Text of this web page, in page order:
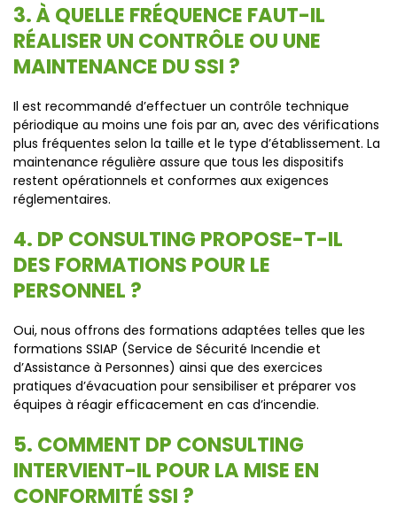
3. À QUELLE FRÉQUENCE FAUT-IL
RÉALISER UN CONTRÔLE OU UNE
MAINTENANCE DU SSI ?
Il est recommandé d’effectuer un contrôle technique
périodique au moins une fois par an, avec des vérifications
plus fréquentes selon la taille et le type d’établissement. La
maintenance régulière assure que tous les dispositifs
restent opérationnels et conformes aux exigences
réglementaires.
4. DP CONSULTING PROPOSE-T-IL
DES FORMATIONS POUR LE
PERSONNEL ?
Oui, nous offrons des formations adaptées telles que les
formations SSIAP (Service de Sécurité Incendie et
d’Assistance à Personnes) ainsi que des exercices
pratiques d’évacuation pour sensibiliser et préparer vos
équipes à réagir efficacement en cas d’incendie.
5. COMMENT DP CONSULTING
INTERVIENT-IL POUR LA MISE EN
CONFORMITÉ SSI ?